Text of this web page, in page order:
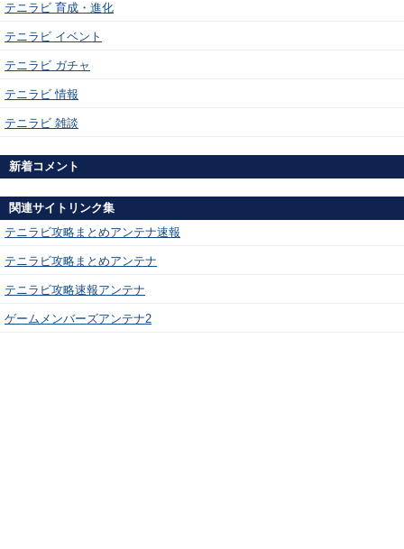
テニラビ 育成・進化
テニラビ イベント
テニラビ ガチャ
テニラビ 情報
テニラビ 雑談
新着コメント
関連サイトリンク集
テニラビ攻略まとめアンテナ速報
テニラビ攻略まとめアンテナ
テニラビ攻略速報アンテナ
ゲームメンバーズアンテナ2